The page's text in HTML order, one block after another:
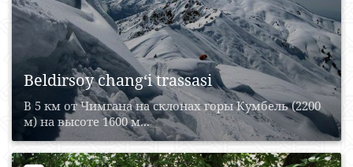
Beldirsoy chang‘i trassasi
В 5 км от Чимгана на склонах горы Кумбель (2200
м) на высоте 1600 м...